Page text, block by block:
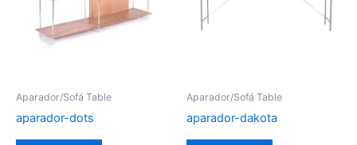
Aparador/Sofá Table
aparador-dots
Aparador/Sofá Table
aparador-dakota